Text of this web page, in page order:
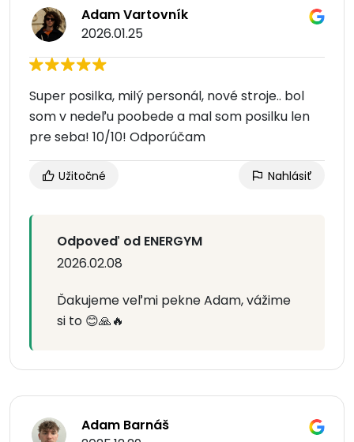
Adam Vartovník
2026.01.25
Super posilka, milý personál, nové stroje.. bol
som v nedeľu poobede a mal som posilku len
pre seba! 10/10! Odporúčam
Užitočné Nahlásiť
Odpoveď od ENERGYM
2026.02.08
Ďakujeme veľmi pekne Adam, vážime
si to 😊🙏🔥
Adam Barnáš